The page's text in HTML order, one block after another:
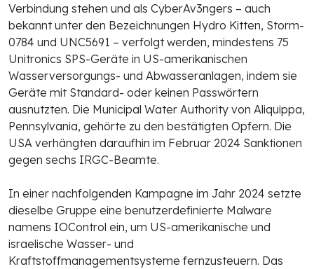
Verbindung stehen und als CyberAv3ngers – auch
bekannt unter den Bezeichnungen Hydro Kitten, Storm-
0784 und UNC5691 – verfolgt werden, mindestens 75
Unitronics SPS-Geräte in US-amerikanischen
Wasserversorgungs- und Abwasseranlagen, indem sie
Geräte mit Standard- oder keinen Passwörtern
ausnutzten. Die Municipal Water Authority von Aliquippa,
Pennsylvania, gehörte zu den bestätigten Opfern. Die
USA verhängten daraufhin im Februar 2024 Sanktionen
gegen sechs IRGC-Beamte.
In einer nachfolgenden Kampagne im Jahr 2024 setzte
dieselbe Gruppe eine benutzerdefinierte Malware
namens IOControl ein, um US-amerikanische und
israelische Wasser- und
Kraftstoffmanagementsysteme fernzusteuern. Das